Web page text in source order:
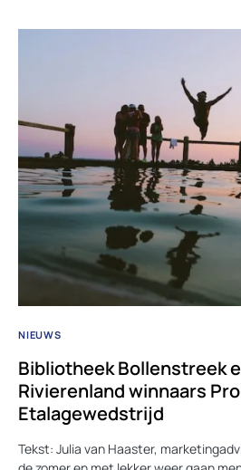
NIEUWS
Bibliotheek Bollenstreek
Rivierenland winnaars
Etalagewedstrijd
Tekst: Julia van Haaster,